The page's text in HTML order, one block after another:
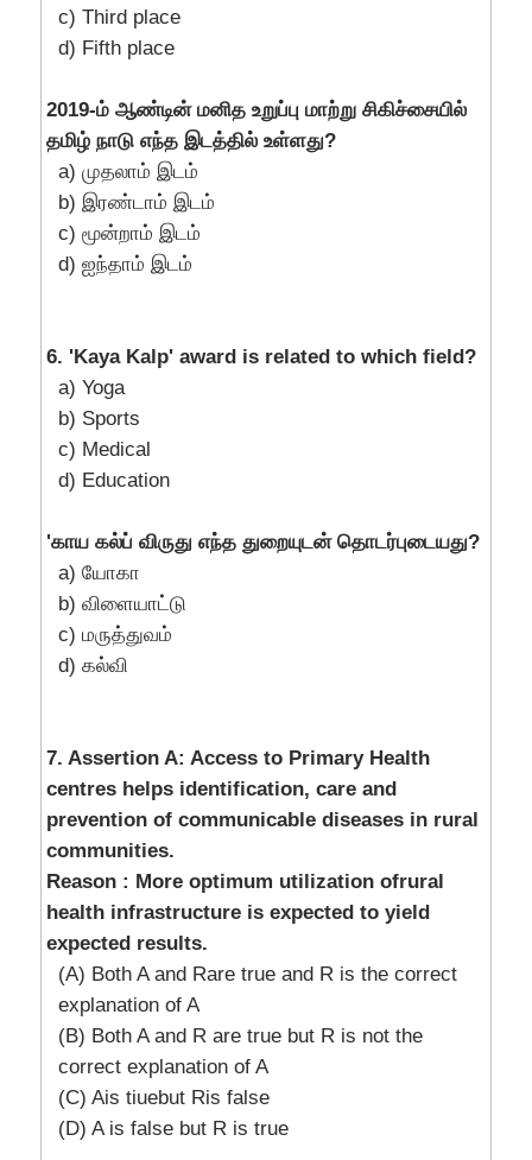
c) Third place
d) Fifth place
2019-ம் ஆண்டின் மனித உறுப்பு மாற்று சிகிச்சையில்
தமிழ் நாடு எந்த இடத்தில் உள்ளது?
a) முதலாம் இடம்
b) இரண்டாம் இடம்
c) மூன்றாம் இடம்
d) ஐந்தாம் இடம்
6. 'Kaya Kalp' award is related to which field?
a) Yoga
b) Sports
c) Medical
d) Education
'காய கல்ப் விருது எந்த துறையுடன் தொடர்புடையது?
a) யோகா
b) விளையாட்டு
c) மருத்துவம்
d) கல்வி
7. Assertion A: Access to Primary Health
centres helps identification, care and
prevention of communicable diseases in rural
communities.
Reason : More optimum utilization ofrural
health infrastructure is expected to yield
expected results.
(A) Both A and Rare true and R is the correct
explanation of A
(B) Both A and R are true but R is not the
correct explanation of A
(C) Ais tiuebut Ris false
(D) A is false but R is true